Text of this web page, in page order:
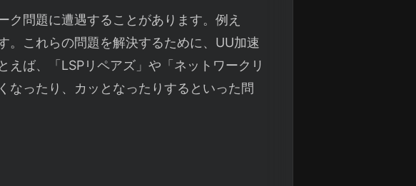
ク問題に遭遇することがあります。例え
。これらの問題を解決するために、UU加速
ば、「LSPリペアズ」や「ネットワークリ
なったり、カッとなったりするといった問